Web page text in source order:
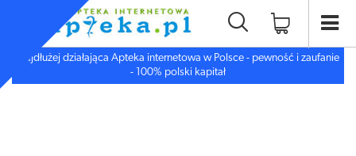
Najdłużej działająca Apteka internetowa w Polsce - pewność i zaufanie
- 100% polski kapitał